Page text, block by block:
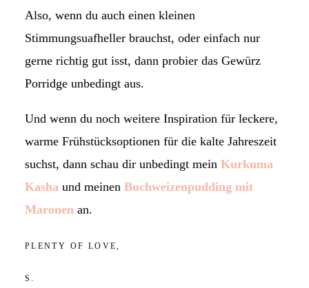
Also, wenn du auch einen kleinen
Stimmungsuafheller brauchst, oder einfach nur
gerne richtig gut isst, dann probier das Gewürz
Porridge unbedingt aus.
Und wenn du noch weitere Inspiration für leckere,
warme Frühstücksoptionen für die kalte Jahreszeit
suchst, dann schau dir unbedingt mein Kurkuma
Kasha und meinen Buchweizenpudding mit
Maronen an.
PLENTY OF LOVE,
S.